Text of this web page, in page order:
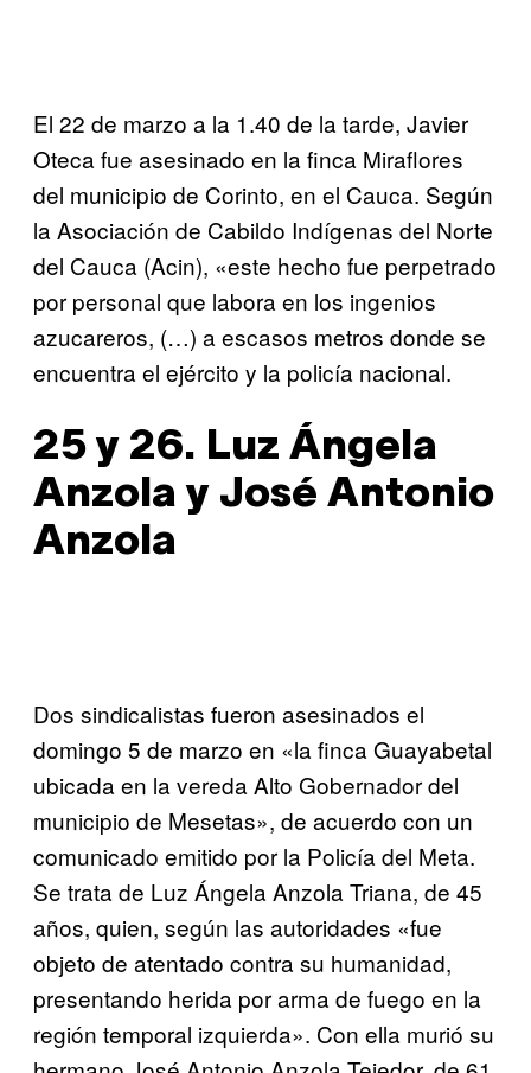
El 22 de marzo a la 1.40 de la tarde, Javier
Oteca fue asesinado en la finca Miraflores
del municipio de Corinto, en el Cauca. Según
la Asociación de Cabildo Indígenas del Norte
del Cauca (Acin), «este hecho fue perpetrado
por personal que labora en los ingenios
azucareros, (…) a escasos metros donde se
encuentra el ejército y la policía nacional.
25 y 26. Luz Ángela
Anzola y José Antonio
Anzola
Dos sindicalistas fueron asesinados el
domingo 5 de marzo en «la finca Guayabetal
ubicada en la vereda Alto Gobernador del
municipio de Mesetas», de acuerdo con un
comunicado emitido por la Policía del Meta.
Se trata de Luz Ángela Anzola Triana, de 45
años, quien, según las autoridades «fue
objeto de atentado contra su humanidad,
presentando herida por arma de fuego en la
región temporal izquierda». Con ella murió su